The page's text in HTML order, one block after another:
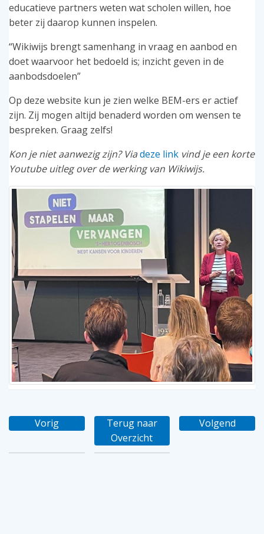
educatieve partners weten wat scholen willen, hoe
beter zij daarop kunnen inspelen.
“Wikiwijs brengt samenhang in vraag en aanbod en
doet waarvoor het bedoeld is; inzicht geven in de
aanbodsdoelen”
Op deze website kun je zien welke BEM-ers er actief
zijn. Zij mogen altijd benaderd worden om wensen te
bespreken. Graag zelfs!
Kon je niet aanwezig zijn? Viadeze link vind je een korte
Youtube uitleg over de werking van Wikiwijs.
Vorig
Terug naar
Overzicht
Volgend